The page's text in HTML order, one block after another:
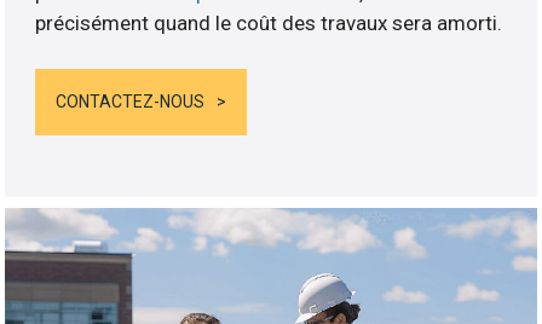
précisément quand le coût des travaux sera amorti.
CONTACTEZ-NOUS